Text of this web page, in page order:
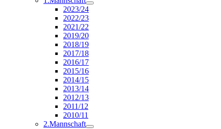
2023/24
2022/23
2021/22
2019/20
2018/19
2017/18
2016/17
2015/16
2014/15
2013/14
2012/13
2011/12
2010/11
2.Mannschaft